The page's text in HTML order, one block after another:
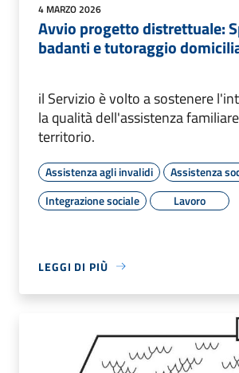
4 MARZO 2026
Avvio progetto distrettuale:
badanti e tutoraggio
il Servizio è volto a sostenere
la qualità dell'assistenza
territorio.
Assistenza agli invalidi
Assistenza
Integrazione sociale
Lavoro
LEGGI DI PIÙ